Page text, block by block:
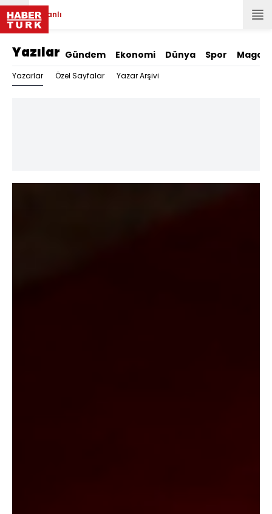
Canlı
Yazılar Gündem Ekonomi Dünya Spor
Yazarlar Özel Sayfalar Yazar Arşivi